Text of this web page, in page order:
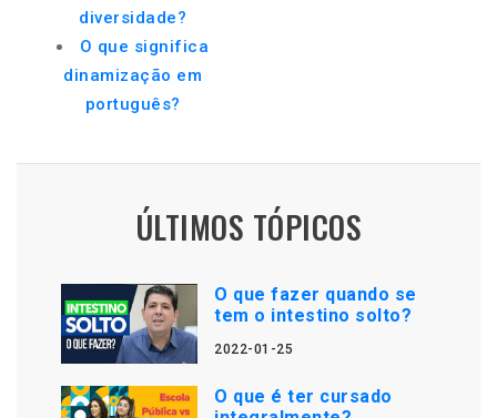
diversidade?
O que significa
dinamização em
português?
ÚLTIMOS TÓPICOS
O que fazer quando se
tem o intestino solto?
2022-01-25
O que é ter cursado